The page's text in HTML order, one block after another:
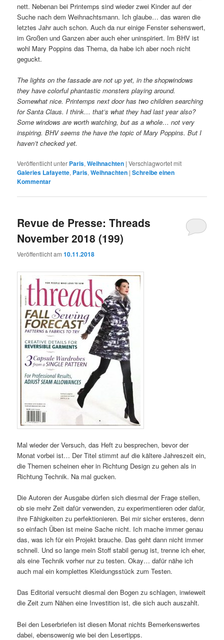
nett. Nebenan bei Printemps sind wieder zwei Kinder auf der
Suche nach dem Weihnachtsmann. Ich glaube… das waren die
letztes Jahr auch schon. Auch da nur einige Fenster sehenswert,
im Großen und Ganzen aber auch eher uninspiriert. Im BHV ist
wohl Mary Poppins das Thema, da habe ich aber noch nicht
geguckt.
The lights on the fassade are not up yet, in the shopwindows
they have colorful phantastic monsters playing around.
Somewhat nice. Printemps next door has two children searching
for Santa Claus. I think… that’s what they had last year also?
Some windows are worth watching, but as a whole… not very
inspiring. BHV seems the have the topic of Mary Poppins. But I
haven’t checked yet.
Veröffentlicht unter Paris,Weihnachten |Verschlagwortet mit
Galeries Lafayette, Paris,Weihnachten |Schreibe einen
Kommentar
Revue de Presse: Threads
November 2018 (199)
Veröffentlicht am10.11.2018
Mal wieder der Versuch, das Heft zu besprechen, bevor der
Monat vorbei ist… Der Titel stimmt auf die kältere Jahreszeit ein,
die Themen scheinen eher in Richtung Design zu gehen als in
Richtung Technik. Na mal gucken.
Die Autoren der Ausgabe dürfen sich diesmal der Frage stellen,
ob sie mehr Zeit dafür verwenden, zu experimentieren oder dafür,
ihre Fähigkeiten zu perfektionieren. Bei mir sicher ersteres, denn
so einfach Üben ist meine Sache nicht. Ich mache immer genau
das, was ich für ein Projekt brauche. Das geht dann nicht immer
schnell. Und so lange mein Stoff stabil genug ist, trenne ich eher,
als eine Technik vorher nur zu testen. Okay… dafür nähe ich
auch mal ein komplettes Kleidungsstück zum Testen.
Das Editorial versucht diesmal den Bogen zu schlagen, inwieweit
die Zeit zum Nähen eine Investition ist, die sich auch auszahlt.
Bei den Leserbriefen ist diesen Monat nichts Bemerkenswertes
dabei, ebensowenig wie bei den Lesertipps.